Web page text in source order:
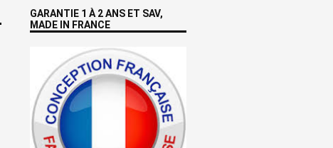
GARANTIE 1 À 2 ANS ET SAV,
MADE IN FRANCE